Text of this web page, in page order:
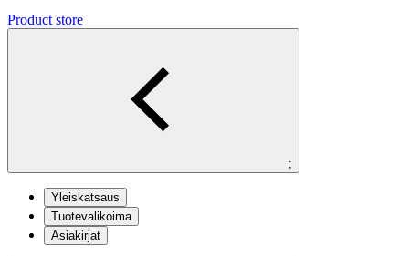
Product store
;
Yleiskatsaus
Tuotevalikoima
Asiakirjat